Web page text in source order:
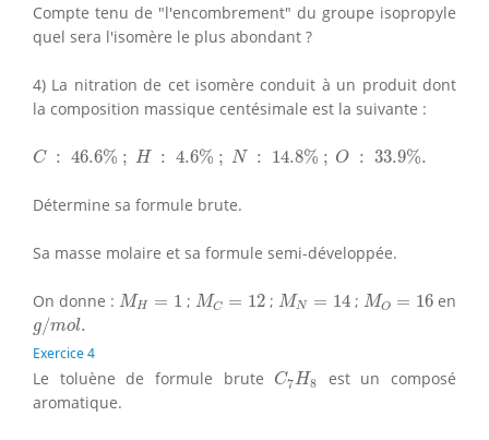
Compte tenu de "l'encombrement" du groupe isopropyle
quel sera l'isomère le plus abondant ?
4) La nitration de cet isomère conduit à un produit dont
la composition massique centésimale est la suivante :
C : 46.6% ; H : 4.6% ; N : 14.8% ; O : 33.9%.
C 46.6% H : 4.6%; N :14.8 % ;O 33.9 %.
Détermine sa formule brute.
Sa masse molaire et sa formule semi-développée.
On donne :MH = 1
MH ; MC = 12
MC 12 ; MN = 14
MN 14 ; MO = 16
MO 16 en
g/mol.
g /m ol
Exercice 4
Le toluène de formule brute C7H8
C7 H
est un composé
aromatique.